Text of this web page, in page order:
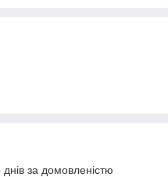
за домовленістю